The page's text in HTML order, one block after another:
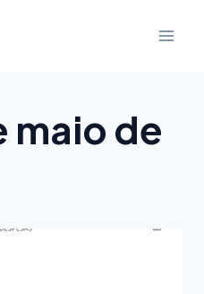
maio de